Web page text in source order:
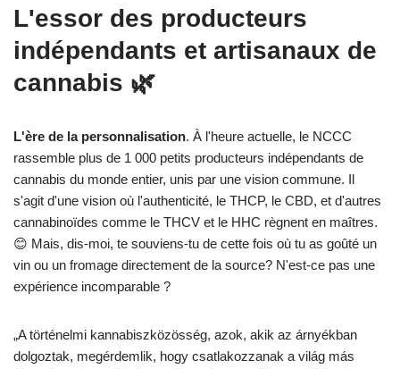
L'essor des producteurs
indépendants et artisanaux de
cannabis 🌿
L'ère de la personnalisation. À l'heure actuelle, le NCCC
rassemble plus de 1 000 petits producteurs indépendants de
cannabis du monde entier, unis par une vision commune. Il
s'agit d'une vision où l'authenticité, le THCP, le CBD, et d'autres
cannabinoïdes comme le THCV et le HHC règnent en maîtres.
😊 Mais, dis-moi, te souviens-tu de cette fois où tu as goûté un
vin ou un fromage directement de la source? N'est-ce pas une
expérience incomparable ?
„A történelmi kannabiszközösség, azok, akik az árnyékban
dolgoztak, megérdemlik, hogy csatlakozzanak a világ más